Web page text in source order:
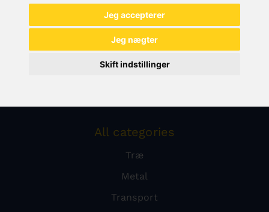
Jeg accepterer
Jeg nægter
Skift indstillinger
All categories
Træ
Metal
Transport